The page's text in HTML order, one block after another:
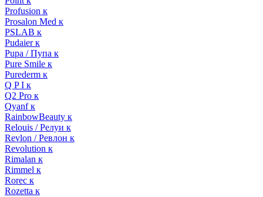
Profusion к
Prosalon Med к
PSLAB к
Pudaier к
Pupa / Пупа к
Pure Smile к
Purederm к
Q P I к
Q2 Pro к
Qyanf к
RainbowBeauty к
Relouis / Релуи к
Revlon / Ревлон к
Revolution к
Rimalan к
Rimmel к
Rorec к
Rozetta к